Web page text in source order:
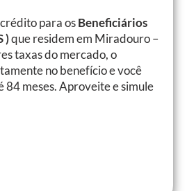
para osBeneficiários
)que residem em Miradouro –
taxas do mercado, o
no benefício e você
84 meses. Aproveite e simule